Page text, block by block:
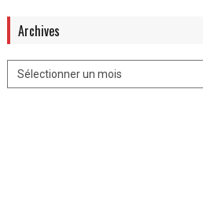
Archives